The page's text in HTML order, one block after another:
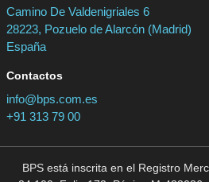
Camino De Valdenigriales 6
28223, Pozuelo de Alarcón (Madrid)
España
Contactos
info@bps.com.es
+91 313 79 00
BPS está inscrita en el Registro